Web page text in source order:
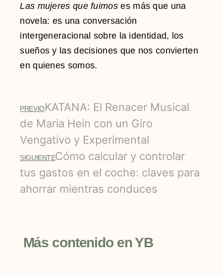
Las mujeres que fuimos es más que una
novela: es una conversación
intergeneracional sobre la identidad, los
sueños y las decisiones que nos convierten
en quienes somos.
PREVIOKATANA: El Renacer Musical
de Maria Hein con un Giro
Vengativo y Experimental
SIGUIENTECómo calcular y controlar
tus gastos en el coche: claves para
ahorrar mientras conduces
Más contenido en YB